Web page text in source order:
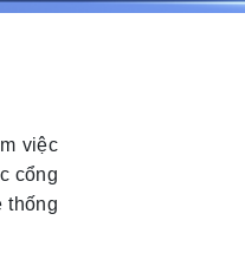
việc
cổng
thống